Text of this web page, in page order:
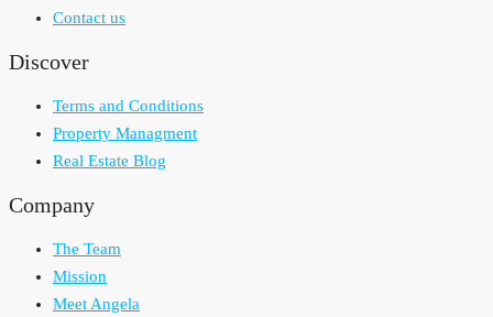
Contact us
Discover
Terms and Conditions
Property Managment
Real Estate Blog
Company
The Team
Mission
Meet Angela